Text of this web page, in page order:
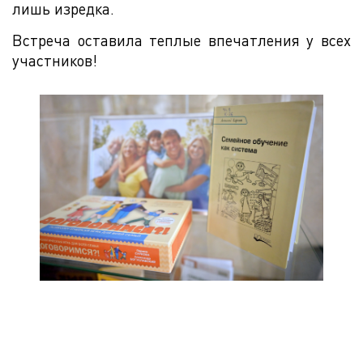
лишь изредка.
Встреча оставила теплые впечатления у всех
участников!